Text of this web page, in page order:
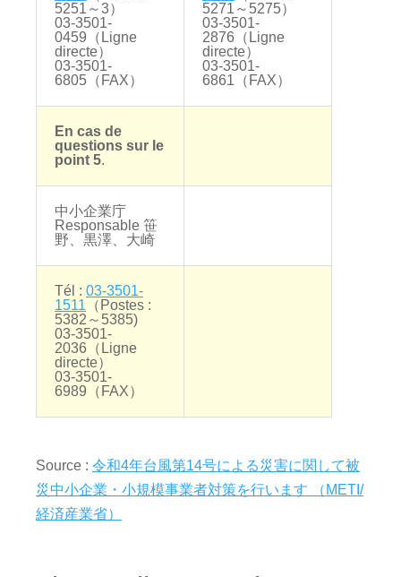
5251～3）
03-3501-
0459（Ligne
directe）
03-3501-
6805（FAX）
5271～5275）
03-3501-
2876（Ligne
directe）
03-3501-
6861（FAX）
En cas de
questions sur le
point 5.
中小企業庁
Responsable 笹
野、黒澤、大崎
Tél : 03-3501-
1511 （Postes :
5382～5385)
03-3501-
2036（Ligne
directe）
03-3501-
6989（FAX）
Source : 令和4年台風第14号による災害に関して被
災中小企業・小規模事業者対策を行います （METI/
経済産業省）